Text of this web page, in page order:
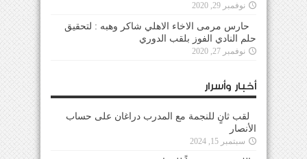
نوفمبر 29, 2020
حارس مرمى الاخاء الاهلي شاكر وهبه : لتحقيق
حلم النادي الفوز بلقب الدوري
نوفمبر 27, 2020
أخبار وأسرار
لقب ثانٍ للنجمة مع المدرب دراغان على حساب
الأنصار
سبتمبر 15, 2024